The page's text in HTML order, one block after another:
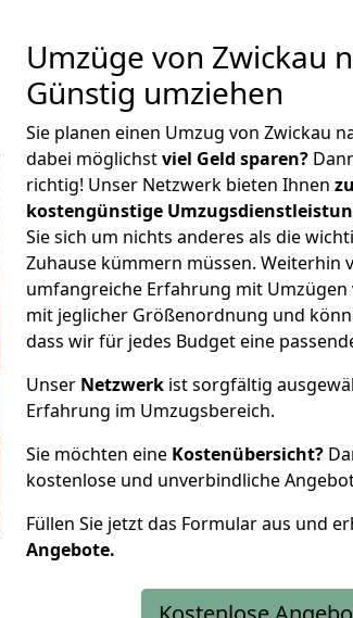
Umzüge von Zwickau
Günstig umziehen
Sie planen einen Umzug von Zwickau
dabei möglichstviel Geld sparen?
richtig! Unser Netzwerk bieten Ihnen
kostengünstige
Sie sich um nichts anderes als die
Zuhause kümmern müssen. Weiterhin
umfangreiche Erfahrung mit Umzügen
mit jeglicher Größenordnung und
dass wir für jedes Budget eine
Unser Netzwerk ist sorgfältig
Erfahrung im Umzugsbereich.
Sie möchten eine Kostenübersicht?
kostenlose und unverbindliche
Füllen Sie jetzt das Formular aus und
Angebote.